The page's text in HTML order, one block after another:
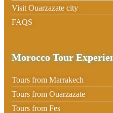
Visit Ouarzazate city
FAQS
Morocco Tour
Tours from Marrakech
Tours from Ouarzazate
Tours from Fes